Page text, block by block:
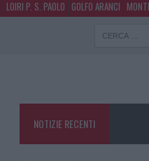
LOIRI P. S. PAOLO GOLFO ARANCI MONTI
NOTIZIE RECENTI